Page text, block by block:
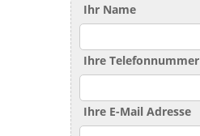
Ihr Name
Ihre Telefonnummer
Ihre E-Mail Adresse